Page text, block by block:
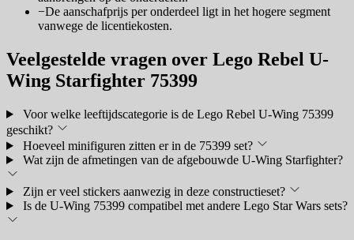
−De aanschafprijs per onderdeel ligt in het hogere segment
vanwege de licentiekosten.
Veelgestelde vragen over Lego Rebel U-
Wing Starfighter 75399
Voor welke leeftijdscategorie is de Lego Rebel U-Wing 75399
geschikt?
Hoeveel minifiguren zitten er in de 75399 set?
Wat zijn de afmetingen van de afgebouwde U-Wing Starfighter?
Zijn er veel stickers aanwezig in deze constructieset?
Is de U-Wing 75399 compatibel met andere Lego Star Wars sets?